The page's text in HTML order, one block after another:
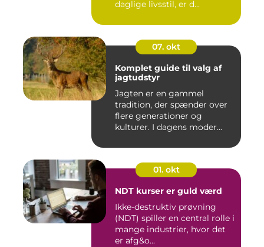
daglige livsstil, er d...
07. okt
Komplet guide til valg af
jagtudstyr
Jagten er en gammel
tradition, der spænder over
flere generationer og
kulturer. I dagens moder...
01. okt
NDT kurser er guld værd
Ikke-destruktiv prøvning
(NDT) spiller en central rolle i
mange industrier, hvor det
er afg&o...